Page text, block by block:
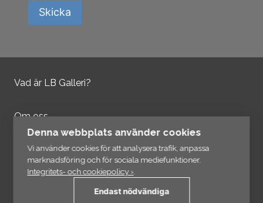
Skicka
Vad är LB Galleri?
Om oss
Kontakta oss
Integritetspolicy
Denna webbplats använder cookies
Vi använder cookies för att analysera trafik, anpassa
marknadsföring och för sociala mediefunktioner.
Integritets- och cookiepolicy ›.
Endast nödvändiga